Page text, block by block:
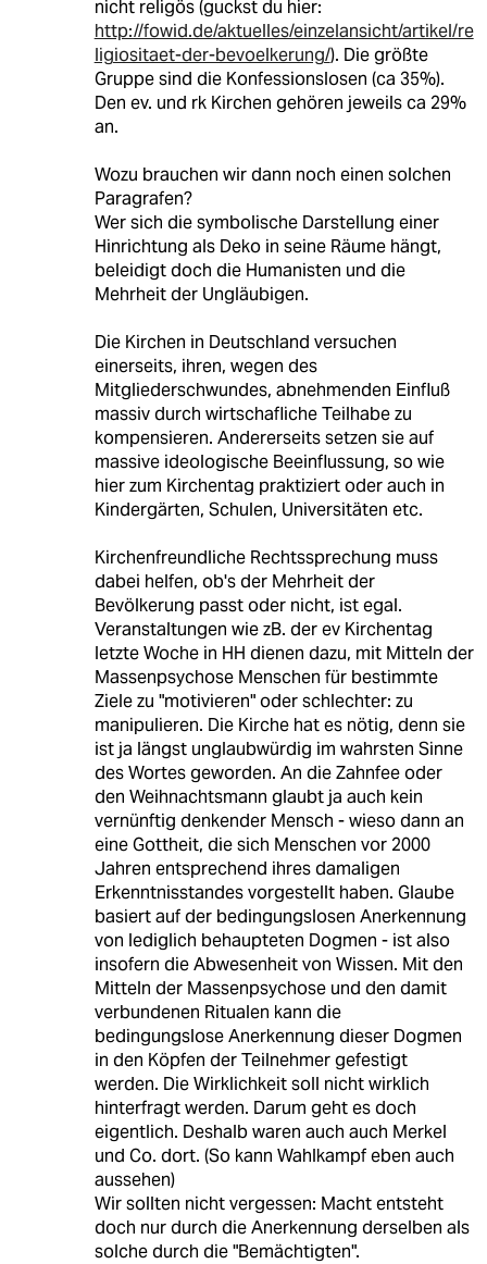
nicht religös (guckst du hier:
http://fowid.de/aktuelles/einzelansicht/artikel/re
ligiositaet-der-bevoelkerung/). Die größte
Gruppe sind die Konfessionslosen (ca 35%).
Den ev. und rk Kirchen gehören jeweils ca 29%
an.
Wozu brauchen wir dann noch einen solchen
Paragrafen?
Wer sich die symbolische Darstellung einer
Hinrichtung als Deko in seine Räume hängt,
beleidigt doch die Humanisten und die
Mehrheit der Ungläubigen.
Die Kirchen in Deutschland versuchen
einerseits, ihren, wegen des
Mitgliederschwundes, abnehmenden Einfluß
massiv durch wirtschafliche Teilhabe zu
kompensieren. Andererseits setzen sie auf
massive ideologische Beeinflussung, so wie
hier zum Kirchentag praktiziert oder auch in
Kindergärten, Schulen, Universitäten etc.
Kirchenfreundliche Rechtssprechung muss
dabei helfen, ob's der Mehrheit der
Bevölkerung passt oder nicht, ist egal.
Veranstaltungen wie zB. der ev Kirchentag
letzte Woche in HH dienen dazu, mit Mitteln der
Massenpsychose Menschen für bestimmte
Ziele zu "motivieren" oder schlechter: zu
manipulieren. Die Kirche hat es nötig, denn sie
ist ja längst unglaubwürdig im wahrsten Sinne
des Wortes geworden. An die Zahnfee oder
den Weihnachtsmann glaubt ja auch kein
vernünftig denkender Mensch - wieso dann an
eine Gottheit, die sich Menschen vor 2000
Jahren entsprechend ihres damaligen
Erkenntnisstandes vorgestellt haben. Glaube
basiert auf der bedingungslosen Anerkennung
von lediglich behaupteten Dogmen - ist also
insofern die Abwesenheit von Wissen. Mit den
Mitteln der Massenpsychose und den damit
verbundenen Ritualen kann die
bedingungslose Anerkennung dieser Dogmen
in den Köpfen der Teilnehmer gefestigt
werden. Die Wirklichkeit soll nicht wirklich
hinterfragt werden. Darum geht es doch
eigentlich. Deshalb waren auch auch Merkel
und Co. dort. (So kann Wahlkampf eben auch
aussehen)
Wir sollten nicht vergessen: Macht entsteht
doch nur durch die Anerkennung derselben als
solche durch die "Bemächtigten".